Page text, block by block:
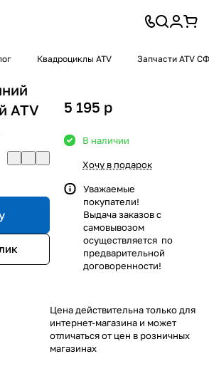
Квадроциклы ATV Запчасти ATV СФ
ATV
5 195 p
В наличии
Хочу в подарок
Уважаемые
покупатели!
Выдача заказов с
самовывозом
осуществляется по
предварительной
договоренности!
Цена действительна только для
интернет-магазина и может
отличаться от цен в розничных
магазинах